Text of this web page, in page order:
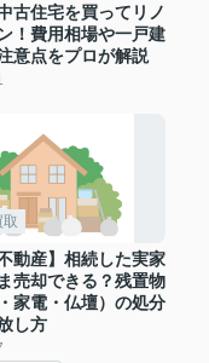
古住宅を買ってリノ
！費用相場や一戸建
意点をプロが解説
取
動産】相続した実家
売却できる？残置物
家電・仏壇）の処分
し方